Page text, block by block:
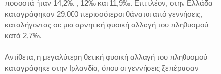
ποσοστά ήταν 14,2‰ , 12‰ και 11,9‰. Επιπλέον, στην Ελλάδα
καταγράφηκαν 29.000 περισσότεροι θάνατοι από γεννήσεις,
καταλήγοντας σε μια αρνητική φυσική αλλαγή του πληθυσμού
κατά 2,7‰.
Αντίθετα, η μεγαλύτερη θετική φυσική αλλαγή του πληθυσμού
καταγράφηκε στην Ιρλανδία, όπου οι γεννήσεις ξεπέρασαν